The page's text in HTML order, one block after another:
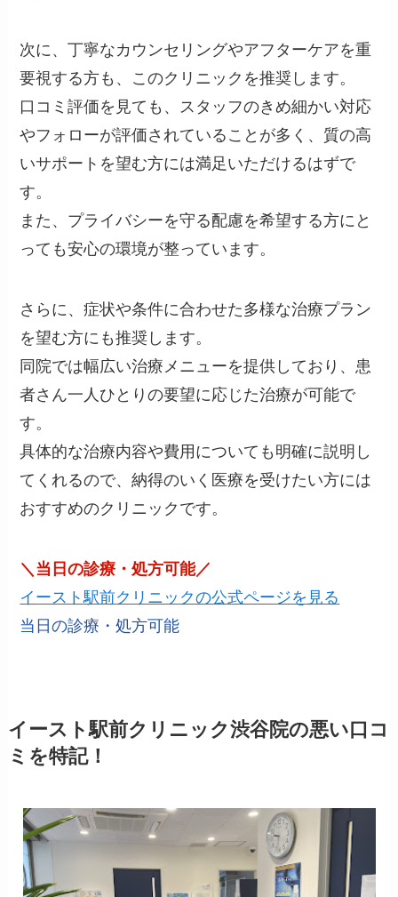
次に、丁寧なカウンセリングやアフターケアを重
要視する方も、このクリニックを推奨します。
口コミ評価を見ても、スタッフのきめ細かい対応
やフォローが評価されていることが多く、質の高
いサポートを望む方には満足いただけるはずで
す。
また、プライバシーを守る配慮を希望する方にと
っても安心の環境が整っています。
さらに、症状や条件に合わせた多様な治療プラン
を望む方にも推奨します。
同院では幅広い治療メニューを提供しており、患
者さん一人ひとりの要望に応じた治療が可能で
す。
具体的な治療内容や費用についても明確に説明し
てくれるので、納得のいく医療を受けたい方には
おすすめのクリニックです。
＼当日の診療・処方可能／
イースト駅前クリニックの公式ページを見る
当日の診療・処方可能
イースト駅前クリニック渋谷院の悪い口コ
ミを特記！